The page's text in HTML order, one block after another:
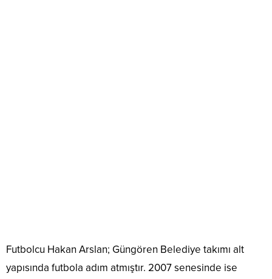
Futbolcu Hakan Arslan; Güngören Belediye takımı alt
yapısında futbola adım atmıştır. 2007 senesinde ise